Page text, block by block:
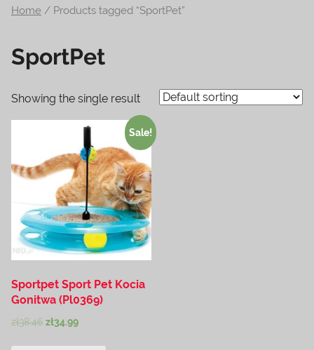
na
terrarystyki
i
Zapraszamy!
Home / Products tagged “SportPet”
SportPet
Showing the single result
Sale!
Sportpet Sport Pet Kocia
Gonitwa (Pl0369)
zł38.46 zł34.99